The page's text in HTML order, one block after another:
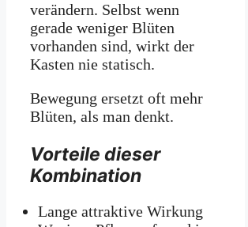
verändern. Selbst wenn
gerade weniger Blüten
vorhanden sind, wirkt der
Kasten nie statisch.
Bewegung ersetzt oft mehr
Blüten, als man denkt.
Vorteile dieser
Kombination
Lange attraktive Wirkung